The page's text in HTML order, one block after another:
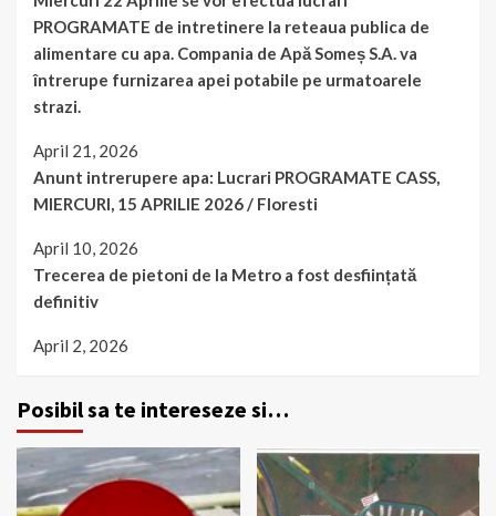
PROGRAMATE de intretinere la reteaua publica de
alimentare cu apa. Compania de Apă Someș S.A. va
întrerupe furnizarea apei potabile pe urmatoarele
strazi.
April 21, 2026
Anunt intrerupere apa: Lucrari PROGRAMATE CASS,
MIERCURI, 15 APRILIE 2026 / Floresti
April 10, 2026
Trecerea de pietoni de la Metro a fost desființată
definitiv
April 2, 2026
Posibil sa te intereseze si…